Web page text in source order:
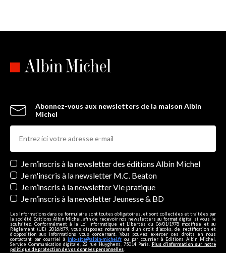
Abonnez-vous aux newsletters de la maison Albin
Michel
Newsletters
Je m’inscris à la newsletter des éditions Albin Michel
Je m'inscris à la newsletter M.C. Beaton
Je m’inscris à la newsletter Vie pratique
Je m’inscris à la newsletter Jeunesse & BD
Les informations dans ce formulaire sont toutes obligatoires, et sont collectées et traitées par
la société Editions Albin Michel, afin de recevoir nos newsletters au format digital si vous le
souhaitez. Conformément à la Loi Informatique et Libertés du 06/01/1978 modifiée et au
Règlement (UE) 2016/679, vous disposez notamment d'un droit d'accès, de rectification et
d’opposition aux informations vous concernant. Vous pouvez exercer ces droits en nous
contactant par courriel à info-site@albin-michel.fr ou par courrier à Editions Albin Michel,
Service Communication digitale, 22 rue Huyghens, 75014 Paris. Plus d’information sur notre
politique de protection de vos données personnelles.